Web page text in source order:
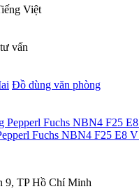
Việt
vấn
Đồ dùng văn phòng
Fuchs NBN4 F25 E8
9, TP Hồ Chí Minh